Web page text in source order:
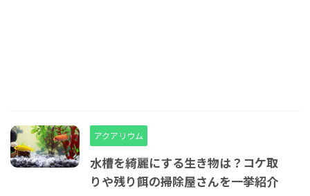
アクアリウム
水槽を綺麗にする生き物は？コケ取
りや残り餌の掃除屋さんを一挙紹介